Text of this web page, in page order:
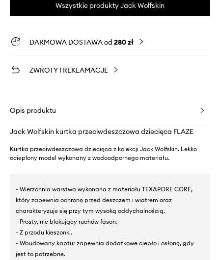
Wszystkie produkty Jack Wolfskin
DARMOWA DOSTAWA od 280 zł
ZWROTY I REKLAMACJE
Opis produktu
Jack Wolfskin kurtka przeciwdeszczowa dziecięca FLAZE
Kurtka przeciwdeszczowa dziecięca z kolekcji Jack Wolfskin. Lekko
ocieplony model wykonany z wodoodpornego materiału.
- Wierzchnia warstwa wykonana z materiału TEXAPORE CORE,
który zapewnia ochronę przed deszczem i wiatrem oraz
charakteryzuje się przy tym wysoką oddychalnością.
- Prosty, nie blokujący ruchów fason.
- Z przodu kieszonki.
- Wbudowany kaptur zapewnia dodatkowe ciepło i osłonę, gdy
jest to potrzebne.